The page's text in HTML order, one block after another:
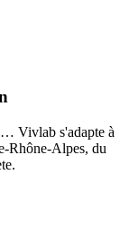
Vivlab s'adapte à
Rhône-Alpes, du